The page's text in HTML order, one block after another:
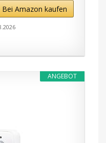
Bei Amazon kaufen
ANGEBOT